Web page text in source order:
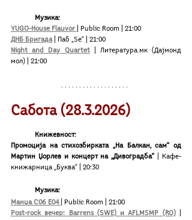
	Музика:
YUGO-House Flauvor
| Public Room | 21:00
ДНБ Бригада
| Паб „Ѕе“ | 21:00
Night and Day Quartet | Литература.мк (Дајмонд
мол) | 21:00
Сабота (28.3.2026)
Книжевност:
Промоција на стихозбирката „На Балкан, сам“ од
Мартин Џорлев и концерт на „Дивоградба“ | Кафе-
книжарница „Буква“ | 20:30
Музика:
Манџа С06 Е04
| Public Room | 21:00
Post-rock вечер: Barrens (SWE) и AFLMSMP (RO) |